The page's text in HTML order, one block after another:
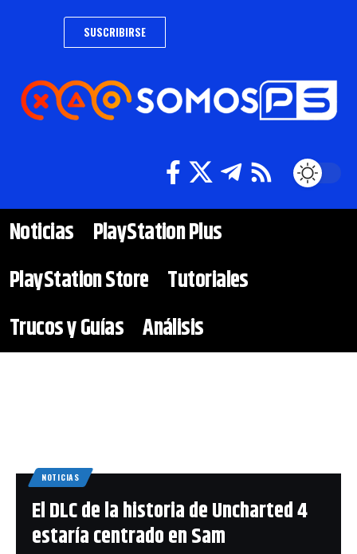
SUSCRIBIRSE
Noticias
PlayStation Plus
PlayStation Store Tutoriales
Trucos y Guías Análisis
NOTICIAS
El DLC de la historia de Uncharted 4
estaría centrado en Sam